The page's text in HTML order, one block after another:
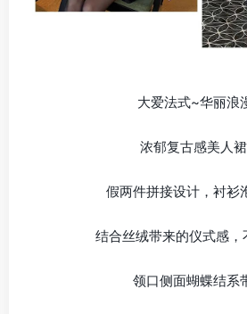
大爱法式~华丽浪
浓郁复古感美人裙
假两件拼接设计，衬衫
结合丝绒带来的仪式感，
领口侧面蝴蝶结系